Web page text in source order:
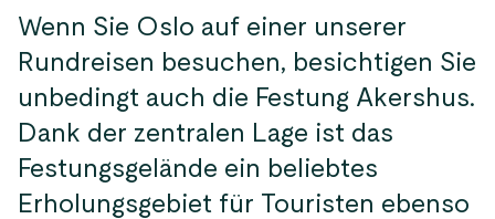
Wenn Sie Oslo auf einer unserer
Rundreisen besuchen, besichtigen Sie
unbedingt auch die Festung Akershus.
Dank der zentralen Lage ist das
Festungsgelände ein beliebtes
Erholungsgebiet für Touristen ebenso